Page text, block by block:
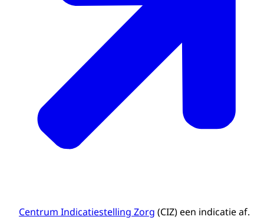
Centrum Indicatiestelling Zorg (CIZ) een indicatie af.